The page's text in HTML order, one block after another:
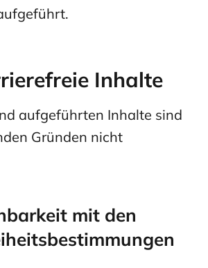
Inhalte
aufgeführten Inhalte sind
Gründen nicht
mit den